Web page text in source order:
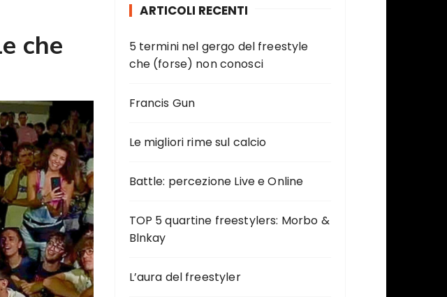
che
ARTICOLI RECENTI
5 termini nel gergo del freestyle
che (forse) non conosci
Francis Gun
Le migliori rime sul calcio
Battle: percezione Live e Online
TOP 5 quartine freestylers: Morbo &
Blnkay
L’aura del freestyler